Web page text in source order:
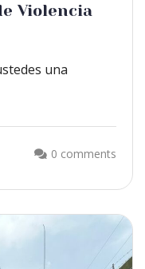
Violencia
una
0 comments